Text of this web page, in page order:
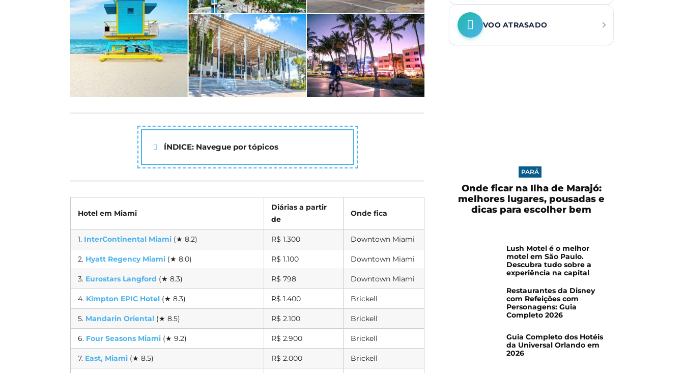
ÍNDICE: Navegue por tópicos
Miami ou Miami Beach?
Melhores hotéis e bairros de Miami
Melhores hotéis e bairros em Miami Beach
Hotel em Miami
Diárias a partir
de
Onde fica
1. InterContinental Miami (★ 8.2) R$ 1.300 Downtown Miami
2. Hyatt Regency Miami (★ 8.0) R$ 1.100 Downtown Miami
3. Eurostars Langford (★ 8.3) R$ 798 Downtown Miami
4. Kimpton EPIC Hotel (★ 8.3) R$ 1.400 Brickell
5. Mandarin Oriental (★ 8.5) R$ 2.100 Brickell
6. Four Seasons Miami (★ 9.2) R$ 2.900 Brickell
7. East, Miami (★ 8.5) R$ 2.000 Brickell
VOO ATRASADO
PARÁ
Onde ficar na Ilha de Marajó:
melhores lugares, pousadas e
dicas para escolher bem
Lush Motel é o melhor
motel em São Paulo.
Descubra tudo sobre a
experiência na capital
Restaurantes da Disney
com Refeições com
Personagens: Guia
Completo 2026
Guia Completo dos Hotéis
da Universal Orlando em
2026